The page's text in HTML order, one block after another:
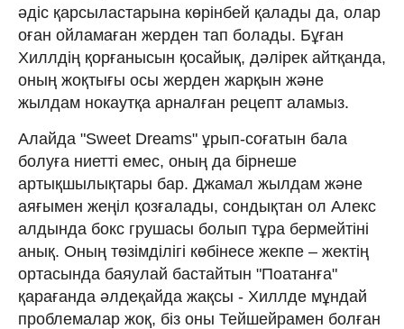
әдіс қарсыластарына көрінбей қалады да, олар
оған ойламаған жерден тап болады. Бұған
Хиллдің қорғанысын қосайық, дәлірек айтқанда,
оның жоқтығы осы жерден жарқын және
жылдам нокаутқа арналған рецепт аламыз.
Алайда "Sweet Dreams" ұрып-соғатын бала
болуға ниетті емес, оның да бірнеше
артықшылықтары бар. Джамал жылдам және
аяғымен жеңіл қозғалады, сондықтан ол Алекс
алдында бокс грушасы болып тұра бермейтіні
анық. Оның төзімділігі көбінесе жекпе – жектің
ортасында баяулай бастайтын "Поатанға"
қарағанда әлдеқайда жақсы - Хиллде мұндай
проблемалар жоқ, біз оны Тейшейрамен болған